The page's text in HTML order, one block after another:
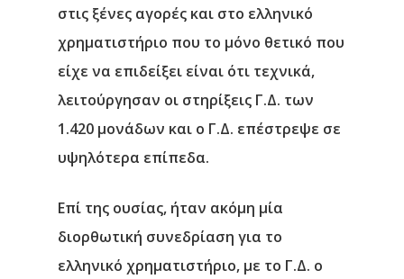
στις ξένες αγορές και στο ελληνικό
χρηματιστήριο που το μόνο θετικό που
είχε να επιδείξει είναι ότι τεχνικά,
λειτούργησαν οι στηρίξεις Γ.Δ. των
1.420 μονάδων και ο Γ.Δ. επέστρεψε σε
υψηλότερα επίπεδα.
Επί της ουσίας, ήταν ακόμη μία
διορθωτική συνεδρίαση για το
ελληνικό χρηματιστήριο, με το Γ.Δ. ο
Αρχική
Νέα
Επικοινωνία